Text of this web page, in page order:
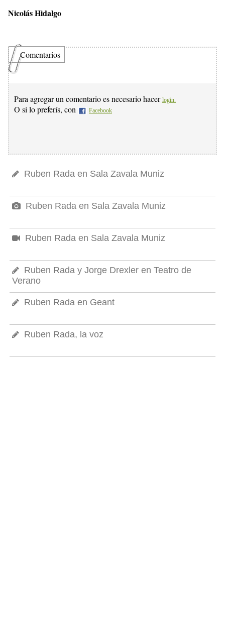
Nicolás Hidalgo
Comentarios
Para agregar un comentario es necesario hacer login.
O si lo preferís, con Facebook
Ruben Rada en Sala Zavala Muniz
Ruben Rada en Sala Zavala Muniz
Ruben Rada en Sala Zavala Muniz
Ruben Rada y Jorge Drexler en Teatro de
Verano
Ruben Rada en Geant
Ruben Rada, la voz